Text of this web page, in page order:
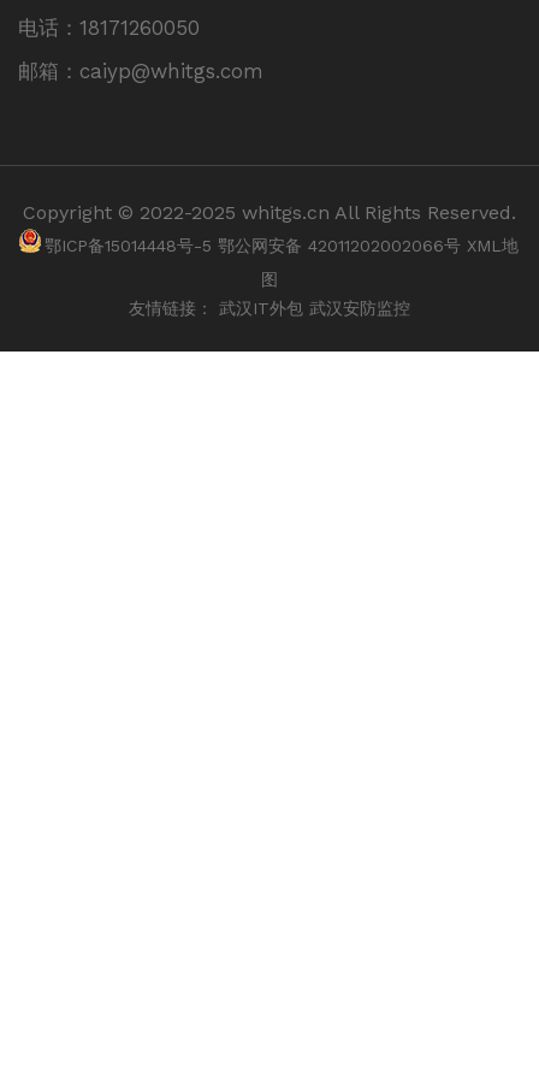
电话：18171260050
邮箱：caiyp@whitgs.com
Copyright © 2022-2025 whitgs.cn All Rights Reserved.
鄂ICP备15014448号-5 鄂公网安备 42011202002066号 XML地
图
友情链接： 武汉IT外包 武汉安防监控